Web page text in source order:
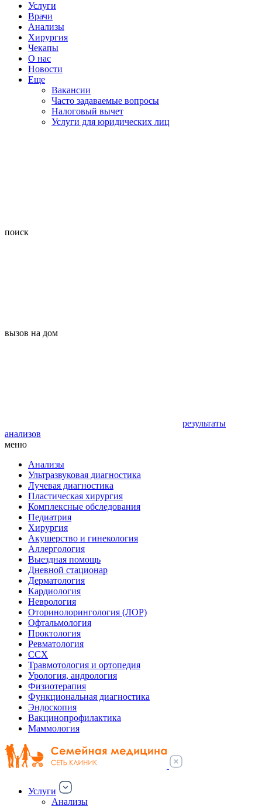
Услуги
Врачи
Анализы
Хирургия
Чекапы
О нас
Новости
Еще
Вакансии
Часто задаваемые вопросы
Налоговый вычет
Услуги для юридических лиц
поиск
вызов на дом
результаты
анализов
меню
Анализы
Ультразвуковая диагностика
Лучевая диагностика
Пластическая хирургия
Комплексные обследования
Педиатрия
Хирургия
Акушерство и гинекология
Аллергология
Выездная помощь
Дневной стационар
Дерматология
Кардиология
Неврология
Оторинолорингология (ЛОР)
Офтальмология
Проктология
Ревматология
ССХ
Травмотология и ортопедия
Урология, андрология
Физиотерапия
Функциональная диагностика
Эндоскопия
Вакцинопрофилактика
Маммология
Услуги
Анализы